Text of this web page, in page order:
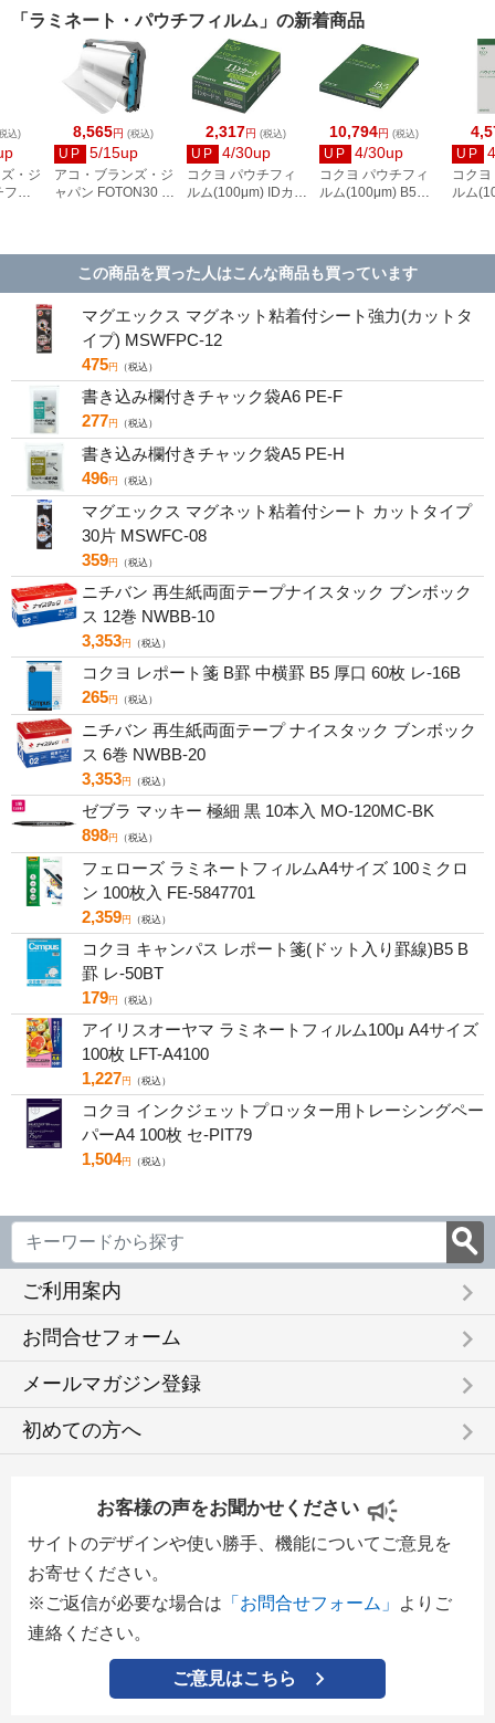
「ラミネート・パウチフィルム」の新着商品
8,565円 (税込)
UP 5/15up
アコ・ブランズ・ジ
ャパン FOTON30 専
2,317円 (税込)
UP 4/30up
コクヨ パウチフィ
ルム(100μm) IDカー
10,794円 (税込)
UP 4/30up
コクヨ パウチフィ
ルム(100μm) B5サ
UP
コク
ルム
込)
・ジ
フィ
この商品を買った人はこんな商品も買っています
マグエックス マグネット粘着付シート強力(カットタ
イプ) MSWFPC-12
475円 （税込）
書き込み欄付きチャック袋A6 PE-F
277円 （税込）
書き込み欄付きチャック袋A5 PE-H
496円 （税込）
マグエックス マグネット粘着付シート カットタイプ
30片 MSWFC-08
359円 （税込）
ニチバン 再生紙両面テープナイスタック ブンボック
ス 12巻 NWBB-10
3,353円 （税込）
コクヨ レポート箋 B罫 中横罫 B5 厚口 60枚 レ-16B
265円 （税込）
ニチバン 再生紙両面テープ ナイスタック ブンボック
ス 6巻 NWBB-20
3,353円 （税込）
ゼブラ マッキー 極細 黒 10本入 MO-120MC-BK
898円 （税込）
フェローズ ラミネートフィルムA4サイズ 100ミクロ
ン 100枚入 FE-5847701
2,359円 （税込）
コクヨ キャンパス レポート箋(ドット入り罫線)B5 B
罫 レ-50BT
179円 （税込）
アイリスオーヤマ ラミネートフィルム100μ A4サイズ
100枚 LFT-A4100
1,227円 （税込）
コクヨ インクジェットプロッター用トレーシングペー
パーA4 100枚 セ-PIT79
1,504円 （税込）
ご利用案内 keyboard_arrow_right
お問合せフォーム keyboard_arrow_right
メールマガジン登録 keyboard_arrow_right
初めての方へ keyboard_arrow_right
お客様の声をお聞かせください
サイトのデザインや使い勝手、機能についてご意見を
お寄せください。
※ご返信が必要な場合は 「お問合せフォーム」
よりご
連絡ください。
ご意見はこちら